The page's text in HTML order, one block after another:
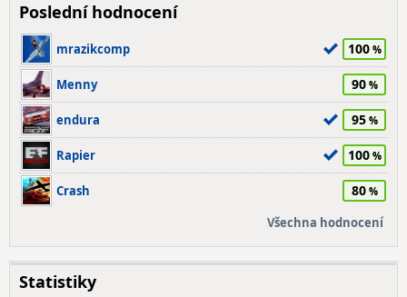
Poslední hodnocení
mrazikcomp 100
Menny 90
endura 95
Rapier 100
Crash 80
Všechna hodnocení
Statistiky